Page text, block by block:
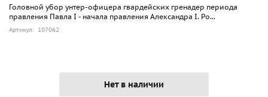
Головной убор унтер-офицера гвардейских гренадер периода
правления Павла I - начала правления Александра I. Ро...
Артикул: 107062
Нет в наличии